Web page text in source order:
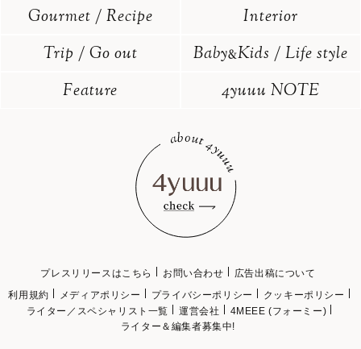
Gourmet / Recipe
Interior
Trip / Go out
Baby&Kids / Life style
Feature
4yuuu NOTE
プレスリリースはこちら お問い合わせ
広告出稿について
利用規約
メディアポリシー プライバシーポリシー
クッキーポリシー
ライター／スペシャリスト一覧
運営会社
4MEEE (フォーミー)
ライター＆編集者募集中!